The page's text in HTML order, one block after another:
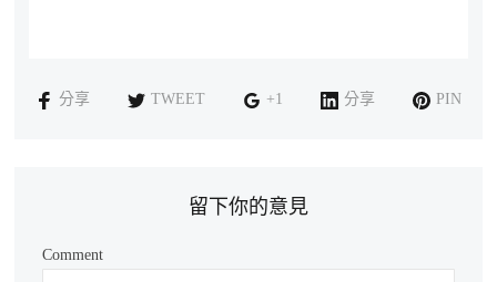
分享 TWEET +1 分享 PIN
留下你的意見
Comment